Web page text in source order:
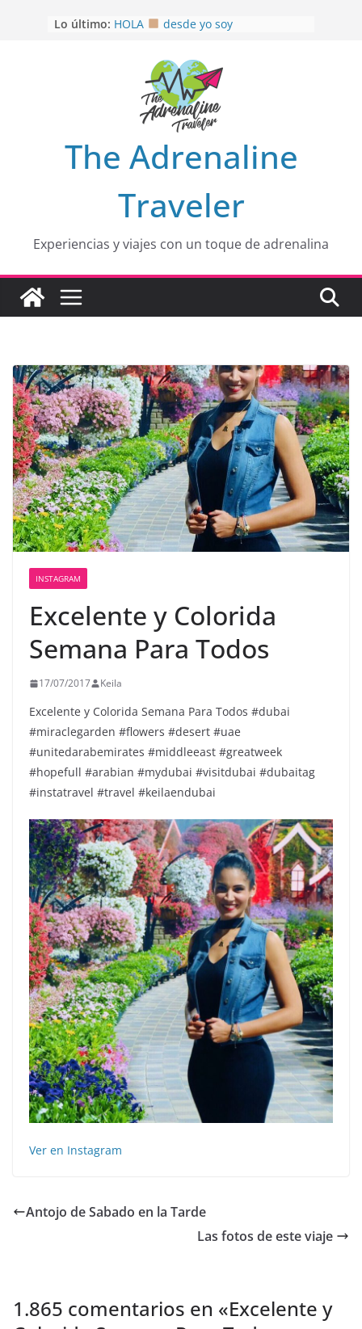
Lo último: MULITO!
Aprovechando que Wen tenía que
EL SENDERO DEL CACAO: Excelente
opción
HOSPEDAJE AL NATURALSHH !!
The Adrenaline
Traveler
Experiencias y viajes con un toque de adrenalina
INSTAGRAM
Excelente y Colorida
Semana Para Todos️
17/07/2017 Keila
Excelente y Colorida Semana Para Todos️ #dubai
#miraclegarden #flowers #desert #uae
#unitedarabemirates #middleeast #greatweek
#hopefull #arabian #mydubai #visitdubai #dubaitag
#instatravel #travel #keilaendubai
Ver en Instagram
Antojo de Sabado en la Tarde
Las fotos de este viaje ️
1.865 comentarios en «Excelente y